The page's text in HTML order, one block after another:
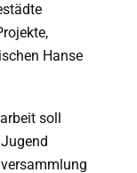
Hanse
soll